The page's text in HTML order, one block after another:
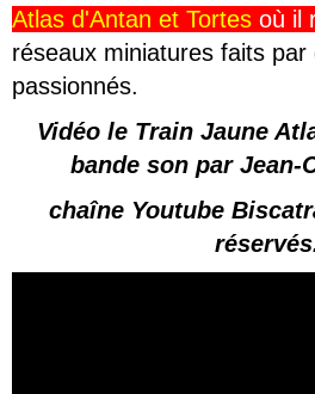
Atlas d'Antan et Tortes où il
réseaux miniatures faits par
passionnés.
Vidéo le Train Jaune
bande son par Jean-
chaîne Youtube